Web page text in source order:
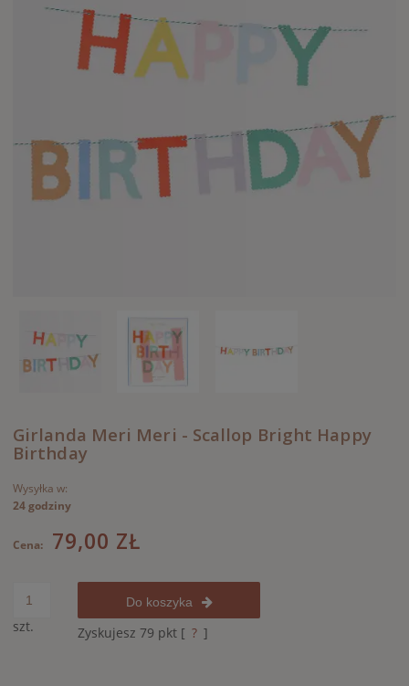
Girlanda Meri Meri - Scallop Bright Happy
Birthday
Wysyłka w:
24 godziny
Cena: 79,00 ZŁ
szt.
Do koszyka
Zyskujesz79 pkt [ ? ]